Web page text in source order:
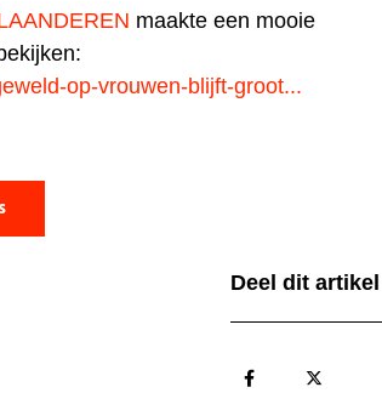
maakte een mooie
op-vrouwen-blijft-groot...
Deel dit